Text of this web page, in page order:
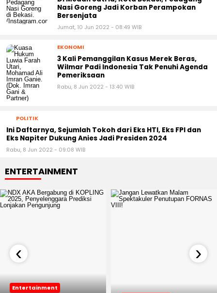
Nasi Goreng Jadi Korban Perampokan
Bersenjata
Jumat, 10 Jun 2022 - 08:49 WIB
EKONOMI
3 Kali Pemanggilan Kasus Merek Beras,
Wilmar Padi Indonesia Tak Penuhi Agenda
Pemeriksaan
Rabu, 8 Jun 2022 - 13:40 WIB
POLITIK
Ini Daftarnya, Sejumlah Tokoh dari Eks HTI, Eks FPI dan
Eks Napiter Dukung Anies Jadi Presiden 2024
Rabu, 8 Jun 2022 - 09:08 WIB
ENTERTAINMENT
Entertainment
‹ ›